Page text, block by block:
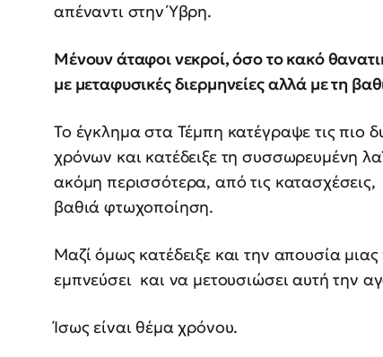
απέναντι στην Ύβρη.
Μένουν άταφοι νεκροί, όσο το κακό
με μεταφυσικές διερμηνείες αλλά με τη
Το έγκλημα στα Τέμπη κατέγραψε τις πιο
χρόνων και κατέδειξε τη συσσωρευμένη
ακόμη περισσότερα, από τις
βαθιά φτωχοποίηση.
Μαζί όμως κατέδειξε και την απουσία
εμπνεύσει και να μετουσιώσει αυτή την
Ίσως είναι θέμα χρόνου.